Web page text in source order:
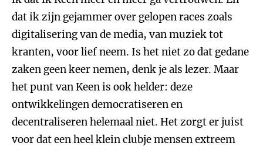
dat ik zijn gejammer over gelopen races zoals
digitalisering van de media, van muziek tot
kranten, voor lief neem. Is het niet zo dat gedane
zaken geen keer nemen, denk je als lezer. Maar
het punt van Keen is ook helder: deze
ontwikkelingen democratiseren en
decentraliseren helemaal niet. Het zorgt er juist
voor dat een heel klein clubje mensen extreem